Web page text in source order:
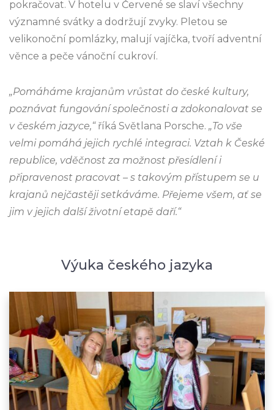
pokračovat. V hotelu v Červené se slaví všechny
významné svátky a dodržují zvyky. Pletou se
velikonoční pomlázky, malují vajíčka, tvoří adventní
věnce a peče vánoční cukroví.
„Pomáháme krajanům vrůstat do české kultury,
poznávat fungování společnosti a zdokonalovat se
v českém jazyce,“říká Světlana Porsche. „To vše
velmi pomáhá jejich rychlé integraci. Vztah k České
republice, vděčnost za možnost přesídlení i
připravenost pracovat – s takovým přístupem se u
krajanů nejčastěji setkáváme. Přejeme všem, ať se
jim v jejich další životní etapě daří.“
Výuka českého jazyka